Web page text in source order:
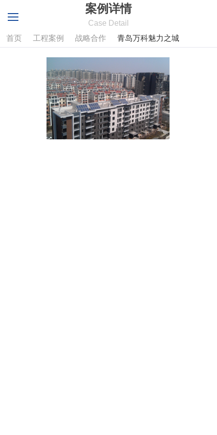
案例详情
Case Detail
首页
工程案例 战略合作 青岛万科魅力之城